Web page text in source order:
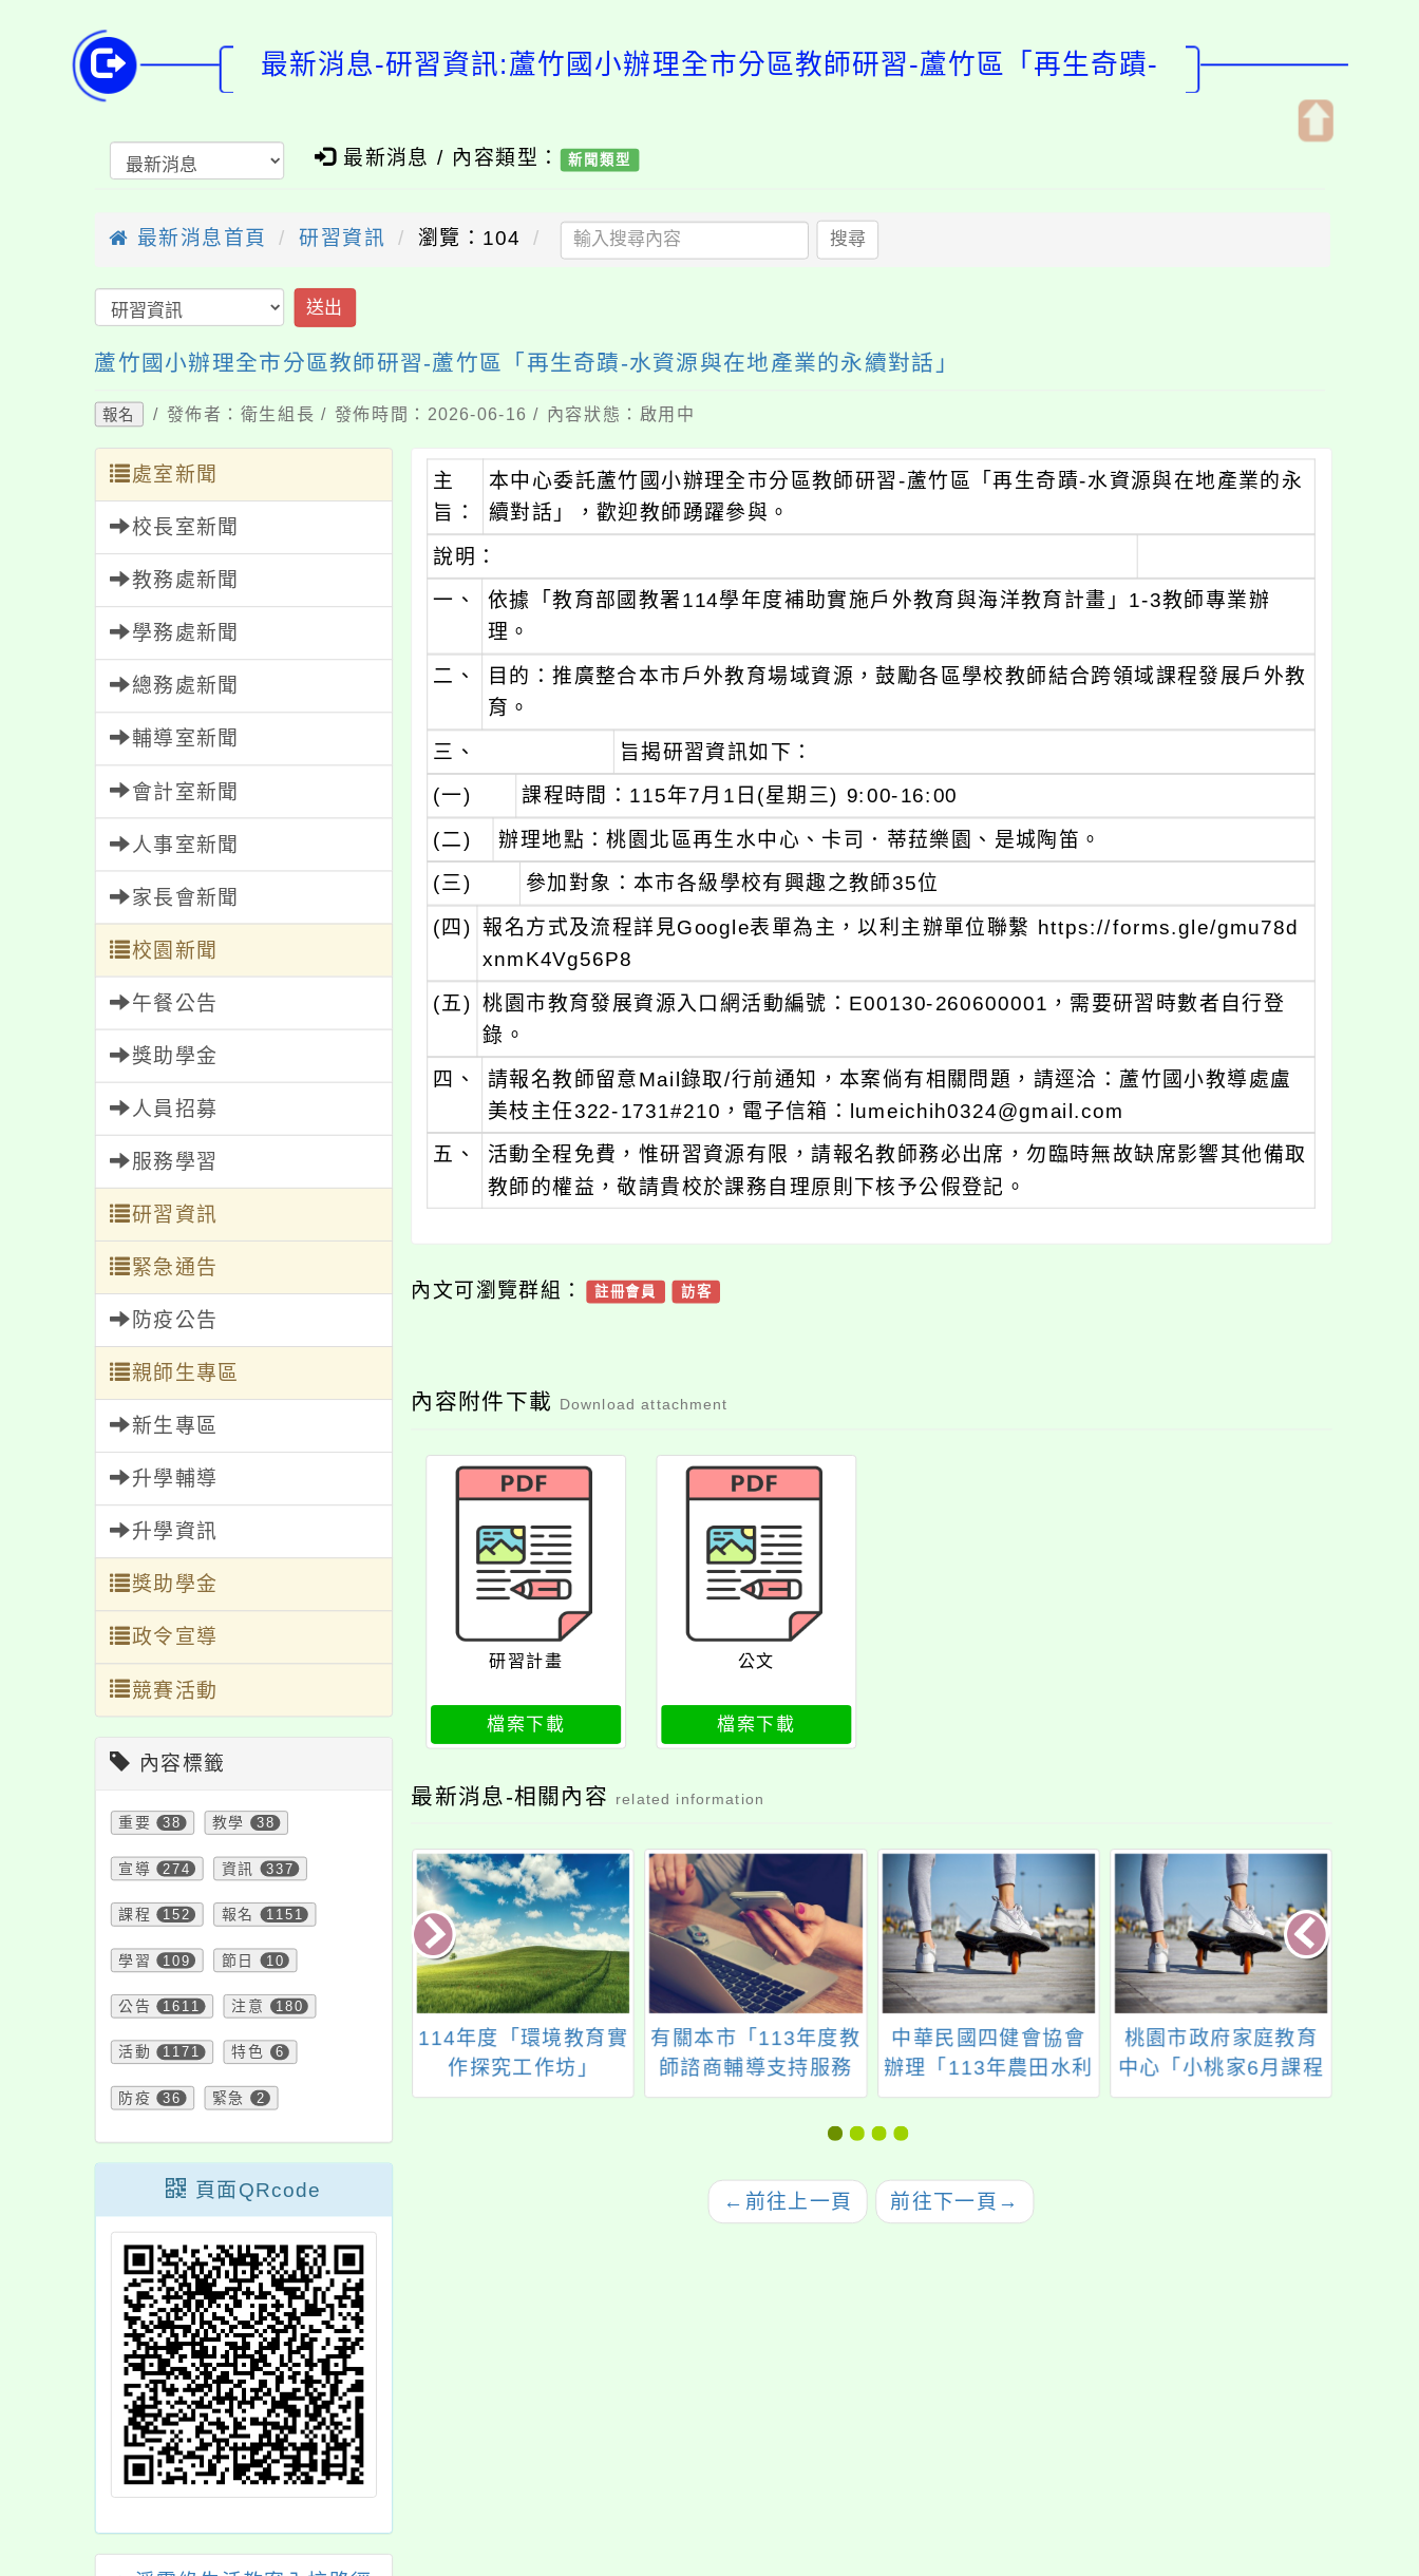
最新消息-研習資訊:蘆竹國小辦理全市分區教師研習-蘆竹區「再生奇蹟-
最新消息 / 內容類型： 新聞類型
最新消息首頁 研習資訊 瀏覽：104 搜尋
送出
蘆竹國小辦理全市分區教師研習-蘆竹區「再生奇蹟-水資源與在地產業的永續對話」
報名 / 發佈者：衛生組長 / 發佈時間：2026-06-16 / 內容狀態：啟用中
處室新聞
校長室新聞
教務處新聞
學務處新聞
總務處新聞
輔導室新聞
會計室新聞
人事室新聞
家長會新聞
校園新聞
午餐公告
獎助學金
人員招募
服務學習
研習資訊
緊急通告
防疫公告
親師生專區
新生專區
升學輔導
升學資訊
獎助學金
政令宣導
競賽活動
內容標籤
重要 38 教學 38
宣導 274 資訊 337
課程 152 報名 1151
學習 109 節日 10
公告 1611 注意 180
活動 1171 特色 6
防疫 36 緊急 2
頁面QRcode
主
旨：
本中心委託蘆竹國小辦理全市分區教師研習-蘆竹區「再生奇蹟-水資源與在地產業的永
續對話」，歡迎教師踴躍參與。
說明：
一、
依據「教育部國教署114學年度補助實施戶外教育與海洋教育計畫」1-3教師專業辦
理。
二、 目的：推廣整合本市戶外教育場域資源，鼓勵各區學校教師結合跨領域課程發展戶外教
育。
三、
旨揭研習資訊如下：
(一)
課程時間：115年7月1日(星期三) 9:00-16:00
(二)
辦理地點：桃園北區再生水中心、卡司．蒂菈樂園、是城陶笛。
(三)
參加對象：本市各級學校有興趣之教師35位
(四) 報名方式及流程詳見Google表單為主，以利主辦單位聯繫 https://forms.gle/gmu78d
xnmK4Vg56P8
(五) 桃園市教育發展資源入口網活動編號：E00130-260600001，需要研習時數者自行登
錄。
四、
請報名教師留意Mail錄取/行前通知，本案倘有相關問題，請逕洽：蘆竹國小教導處盧
美枝主任322-1731#210，電子信箱：lumeichih0324@gmail.com
五、
活動全程免費，惟研習資源有限，請報名教師務必出席，勿臨時無故缺席影響其他備取
教師的權益，敬請貴校於課務自理原則下核予公假登記。
內文可瀏覽群組： 註冊會員 訪客
內容附件下載 Download attachment
研習計畫
檔案下載
公文
檔案下載
最新消息-相關內容 related information
造教育及科技
畫113年九月份
大成國中更正10月研
習資訊
114年度「環境教育實
作探究工作坊」
有關本市「113年度教
師諮商輔導支持服務
－3-6月教師線上研習
課程」一案，詳如說
中華民國四健會協會
辦理「113年農田水利
文化及水田生態教育
推廣人員工作坊」
桃園市政府家庭教育
中心「小桃家6月課程
資訊」，歡迎報名參
← 前往上一頁 前往下一頁 →